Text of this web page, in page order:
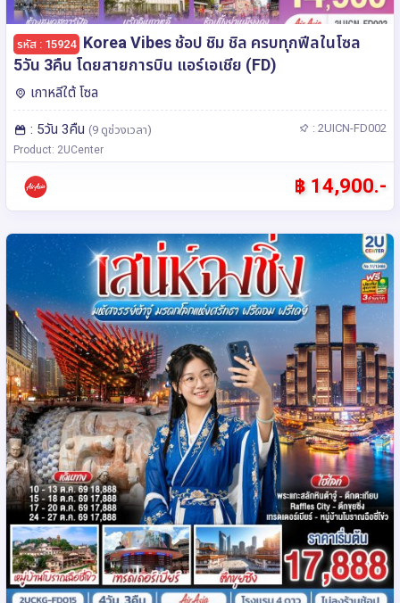
รหัส : 15924 Korea Vibes ช้อป ชิม ชิล ครบทุกฟีลในโซล
5วัน 3คืน โดยสายการบิน แอร์เอเชีย (FD)
เกาหลีใต้ โซล
: 5วัน 3คืน (9 ดูช่วงเวลา) : 2UICN-FD002
Product: 2UCenter
฿ 14,900.-